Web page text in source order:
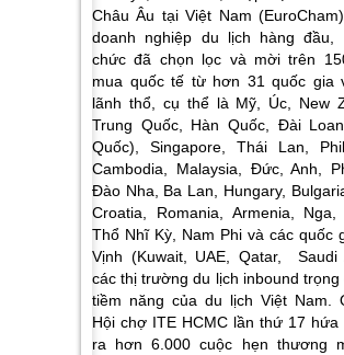
Châu Âu tại Việt Nam
doanh nghiệp du lịch hàng đầu,
chức đã chọn lọc và mời trên
mua quốc tế từ hơn 31 quốc gia
lãnh thổ, cụ thể là Mỹ, Úc, New
Trung Quốc, Hàn Quốc, Đài
Quốc), Singapore, Thái Lan,
Cambodia, Malaysia, Đức, Anh,
Đào Nha, Ba Lan, Hungary,
Croatia, Romania, Armenia,
Thổ Nhĩ Kỳ, Nam Phi và các quốc
Vịnh (Kuwait, UAE, Qatar, Saudi
các thị trường du lịch inbound trọng
tiềm năng của du lịch Việt Nam.
Hội chợ ITE HCMC lần thứ 17 hứa
ra hơn6.000 cuộc hẹn thương